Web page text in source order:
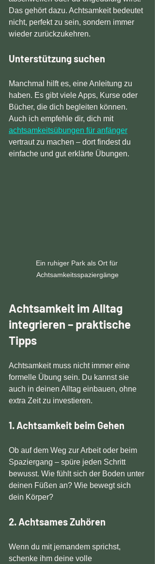
Das gehört dazu. Achtsamkeit bedeutet
nicht, perfekt zu sein, sondern immer
wieder zurückzukehren.
Unterstützung suchen
Manchmal hilft es, eine Anleitung zu
haben. Es gibt viele Apps, Kurse oder
Bücher, die dich begleiten können.
Auch ich empfehle dir, dich mit
achtsamkeitsübungen für anfänger
vertraut zu machen – dort findest du
einfache und gut erklärte Übungen.
Ein ruhiger Park als Ort für
Achtsamkeitsspaziergänge
Achtsamkeit im Alltag
integrieren – praktische
Tipps
Achtsamkeit muss nicht immer eine
formelle Übung sein. Du kannst sie
auch in deinen Alltag einbauen, ohne
extra Zeit zu investieren.
1. Achtsamkeit beim Gehen
Ob auf dem Weg zur Arbeit oder beim
Spaziergang – spüre jeden Schritt
bewusst. Wie fühlt sich der Boden unter
deinen Füßen an? Wie bewegt sich
dein Körper?
2. Achtsames Zuhören
Wenn du mit jemandem sprichst,
schenke ihm deine volle